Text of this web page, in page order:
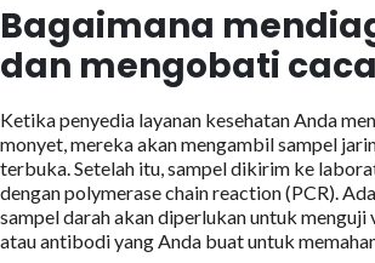
Bagaimana
dan mengobati
Ketika penyedia layanan kesehatan Anda
monyet, mereka akan mengambil sampel
terbuka. Setelah itu, sampel dikirim ke
dengan polymerase chain reaction (PCR).
sampel darah akan diperlukan untuk menguji
atau antibodi yang Anda buat untuk